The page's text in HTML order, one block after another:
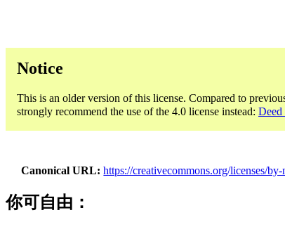
Notice
This is an older version of this license. Compared to
strongly recommend the use of the 4.0 license instead:
Canonical URL https://creativecommons.org/licenses/
你可自由：